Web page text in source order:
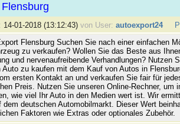
14-01-2018 (13:12:43) von User: autoexport24
Flensburg Suchen Sie nach einer einfachen
zu verkaufen? Wollen Sie das Beste aus
und nervenaufreibende Verhandlungen? Nutzen
Auto zu kaufen mit dem Kauf von Autos in
ersten Kontakt an und verkaufen Sie fair für
Preis. Nutzen Sie unseren Online-Rechner, um
wie viel Ihr Auto in den Medien wert ist. Wir
dem deutschen Automobilmarkt. Dieser Wert
Faktoren wie Extras oder optionales Zubehör.